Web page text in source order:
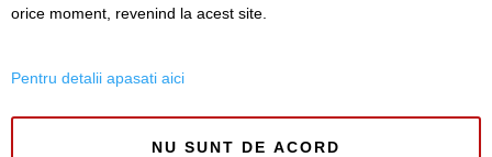
orice moment, revenind la acest site.
Pentru detalii apasati aici
NU SUNT DE ACORD